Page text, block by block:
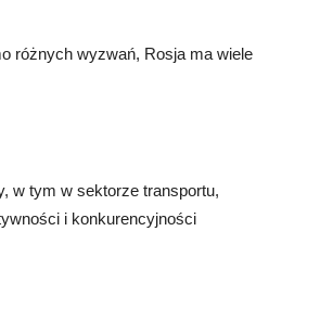
różnych wyzwań, Rosja ma wiele
w tym w sektorze transportu,
i konkurencyjności